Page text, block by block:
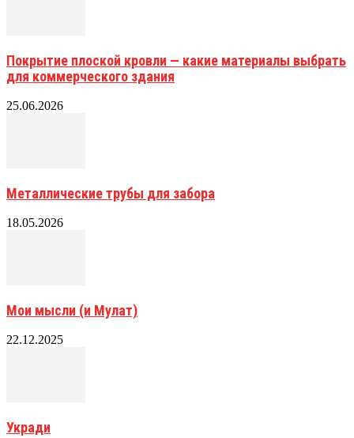
Покрытие плоской кровли — какие материалы выбрать
для коммерческого здания
25.06.2026
Металлические трубы для забора
18.05.2026
Мои мысли (и Мулат)
22.12.2025
Укради